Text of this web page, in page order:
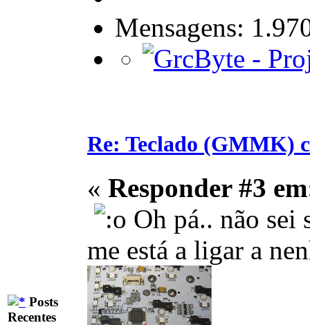
Posts
Recentes
Mensagens:
Re: Teclado (GMMK)
« Responder #3
Oh pá.. não sei
me está a ligar a